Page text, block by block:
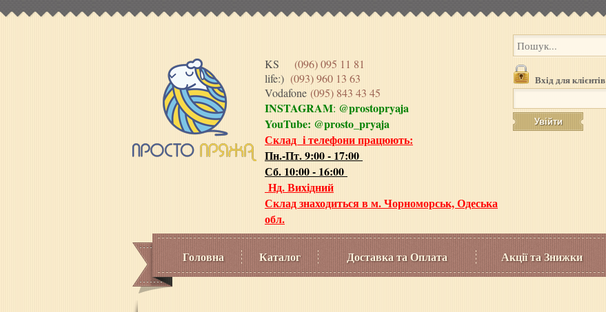
KS (096) 095 11 81
life:) (093) 960 13 63
Vodafone (095) 843 43 45
INSTAGRAM: @prostopryaja
YouTube: @prosto_pryaja
Склад і телефони працюють:
Пн.-Пт. 9:00 - 17:00
Сб. 10:00 - 16:00
Нд. Вихідний
Склад знаходиться в м. Чорноморськ, Одеська
обл.
Вхід для клієнтів
Головна Каталог Доставка та Оплата Акції та Знижки